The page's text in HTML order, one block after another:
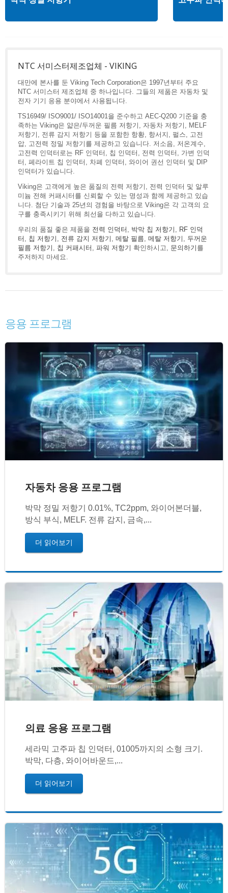
NTC 서미스터제조업체 - VIKING
대만에 본사를 둔 Viking Tech Corporation은 1997년부터 주요
NTC 서미스터 제조업체 중 하나입니다. 그들의 제품은 자동차 및
전자 기기 응용 분야에서 사용됩니다.
TS16949/ ISO9001/ ISO14001을 준수하고 AEC-Q200 기준을 충
족하는 Viking은 얇은/두꺼운 필름 저항기, 자동차 저항기, MELF
저항기, 전류 감지 저항기 등을 포함한 항황, 항서지, 펄스, 고전
압, 고전력 정밀 저항기를 제공하고 있습니다. 저소음, 저온계수,
고전력 인덕터로는 RF 인덕터, 칩 인덕터, 전력 인덕터, 가변 인덕
터, 페라이트 칩 인덕터, 차폐 인덕터, 와이어 권선 인덕터 및 DIP
인덕터가 있습니다.
Viking은 고객에게 높은 품질의 전력 저항기, 전력 인덕터 및 알루
미늄 전해 커패시터를 신뢰할 수 있는 명성과 함께 제공하고 있습
니다. 첨단 기술과 25년의 경험을 바탕으로 Viking은 각 고객의 요
구를 충족시키기 위해 최선을 다하고 있습니다.
우리의 품질 좋은 제품을 전력 인덕터 박막 칩 저항기
RF 인덕
터
칩 저항기 전류 감지 저항기 메탈 필름 메탈 저항기
두꺼운
필름 저항기
칩 커패시터 파워 저항기 확인하시고, 문의하기 를
주저하지 마세요.
응용 프로그램
자동차 응용 프로그램
박막 정밀 저항기 0.01%, TC2ppm, 와이어본더블,
방식 부식, MELF. 전류 감지, 금속,...
더 읽어보기
의료 응용 프로그램
세라믹 고주파 칩 인덕터, 01005까지의 소형 크기.
박막, 다층, 와이어바운드,...
더 읽어보기